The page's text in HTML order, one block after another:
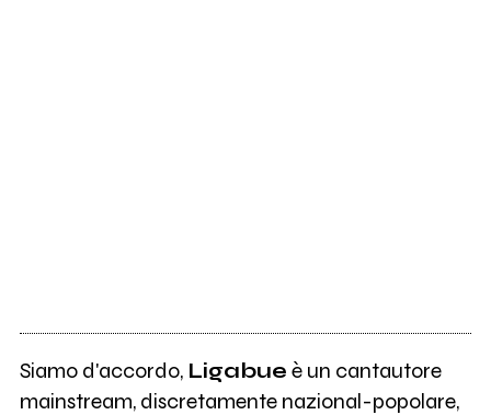
Siamo d'accordo, Ligabue è un cantautore
mainstream, discretamente nazional-popolare,